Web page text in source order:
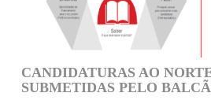
CANDIDATURAS AO
SUBMETIDAS PELO